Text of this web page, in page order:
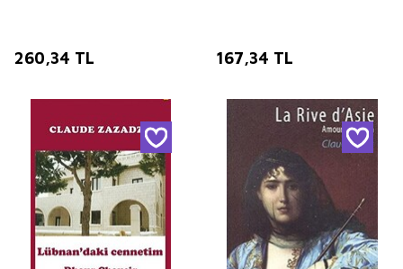
260,34 TL 167,34 TL